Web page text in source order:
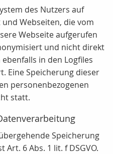
des Nutzers auf
Webseiten, die vom
Webseite aufgerufen
und nicht direkt
in den Logfiles
Eine Speicherung dieser
personenbezogenen
statt.
Speicherung
6 Abs. 1 lit. f DSGVO.